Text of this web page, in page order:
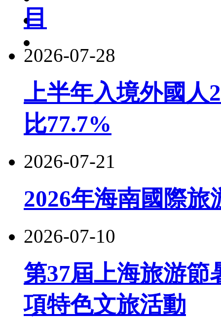
目
2026-07-28
上半年入境外國人
比77.7%
2026-07-21
2026年海南國際
2026-07-10
第37屆上海旅游節
項特色文旅活動